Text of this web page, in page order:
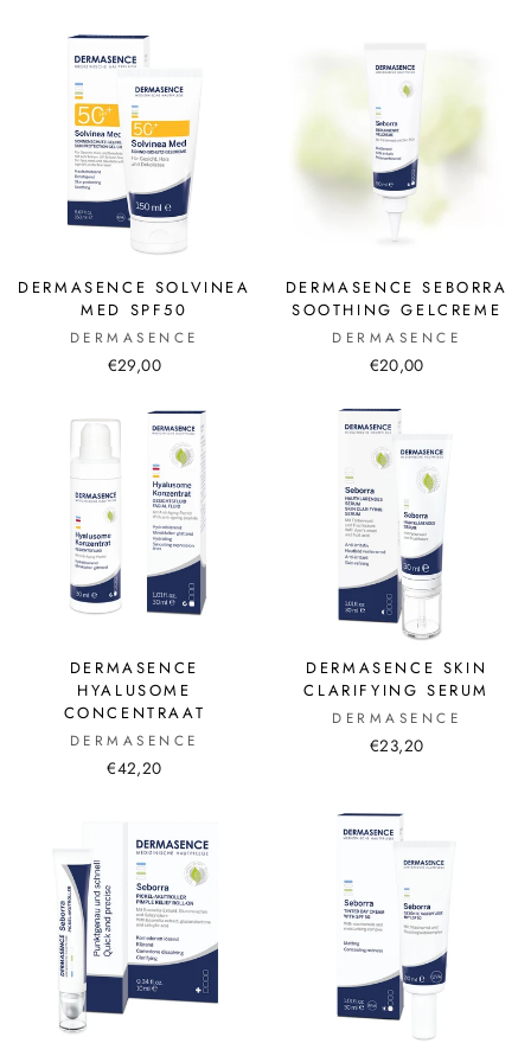
DERMASENCE SOLVINEA
MED SPF50
DERMASENCE
€29,00
DERMASENCE SEBORRA
SOOTHING GELCREME
DERMASENCE
€20,00
DERMASENCE
HYALUSOME
CONCENTRAAT
DERMASENCE
€42,20
DERMASENCE SKIN
CLARIFYING SERUM
DERMASENCE
€23,20